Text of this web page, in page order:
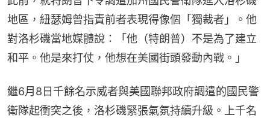
地區，紐瑟姆曾指責前者表現得像個「獨裁者」。他
對洛杉磯當地媒體說：「他（特朗普）不是為了建立
和平。他是來打仗，他想在美國街頭發動內戰。」
繼6月8日千餘名示威者與美國聯邦政府調遣的國民警
衛隊起衝突之後，洛杉磯緊張氣氛持續升級。上千名